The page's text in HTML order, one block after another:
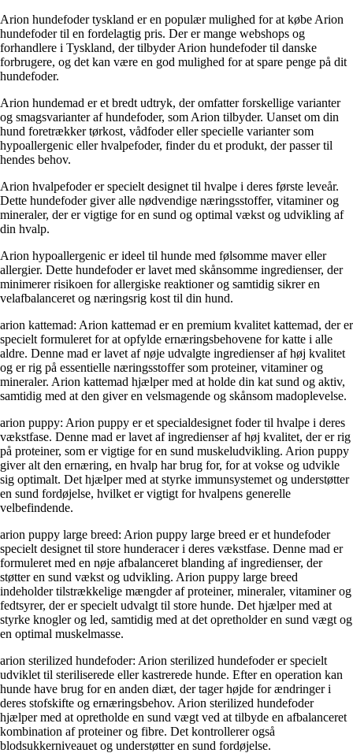
Arion hundefoder tyskland er en populær mulighed for at købe Arion
hundefoder til en fordelagtig pris. Der er mange webshops og
forhandlere i Tyskland, der tilbyder Arion hundefoder til danske
forbrugere, og det kan være en god mulighed for at spare penge på dit
hundefoder.
Arion hundemad er et bredt udtryk, der omfatter forskellige varianter
og smagsvarianter af hundefoder, som Arion tilbyder. Uanset om din
hund foretrækker tørkost, vådfoder eller specielle varianter som
hypoallergenic eller hvalpefoder, finder du et produkt, der passer til
hendes behov.
Arion hvalpefoder er specielt designet til hvalpe i deres første leveår.
Dette hundefoder giver alle nødvendige næringsstoffer, vitaminer og
mineraler, der er vigtige for en sund og optimal vækst og udvikling af
din hvalp.
Arion hypoallergenic er ideel til hunde med følsomme maver eller
allergier. Dette hundefoder er lavet med skånsomme ingredienser, der
minimerer risikoen for allergiske reaktioner og samtidig sikrer en
velafbalanceret og næringsrig kost til din hund.
arion kattemad: Arion kattemad er en premium kvalitet kattemad, der er
specielt formuleret for at opfylde ernæringsbehovene for katte i alle
aldre. Denne mad er lavet af nøje udvalgte ingredienser af høj kvalitet
og er rig på essentielle næringsstoffer som proteiner, vitaminer og
mineraler. Arion kattemad hjælper med at holde din kat sund og aktiv,
samtidig med at den giver en velsmagende og skånsom madoplevelse.
arion puppy: Arion puppy er et specialdesignet foder til hvalpe i deres
vækstfase. Denne mad er lavet af ingredienser af høj kvalitet, der er rig
på proteiner, som er vigtige for en sund muskeludvikling. Arion puppy
giver alt den ernæring, en hvalp har brug for, for at vokse og udvikle
sig optimalt. Det hjælper med at styrke immunsystemet og understøtter
en sund fordøjelse, hvilket er vigtigt for hvalpens generelle
velbefindende.
arion puppy large breed: Arion puppy large breed er et hundefoder
specielt designet til store hunderacer i deres vækstfase. Denne mad er
formuleret med en nøje afbalanceret blanding af ingredienser, der
støtter en sund vækst og udvikling. Arion puppy large breed
indeholder tilstrækkelige mængder af proteiner, mineraler, vitaminer og
fedtsyrer, der er specielt udvalgt til store hunde. Det hjælper med at
styrke knogler og led, samtidig med at det opretholder en sund vægt og
en optimal muskelmasse.
arion sterilized hundefoder: Arion sterilized hundefoder er specielt
udviklet til steriliserede eller kastrerede hunde. Efter en operation kan
hunde have brug for en anden diæt, der tager højde for ændringer i
deres stofskifte og ernæringsbehov. Arion sterilized hundefoder
hjælper med at opretholde en sund vægt ved at tilbyde en afbalanceret
kombination af proteiner og fibre. Det kontrollerer også
blodsukkerniveauet og understøtter en sund fordøjelse.